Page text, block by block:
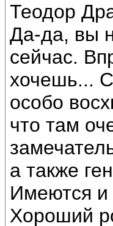
Теодор
Да-да, вы
сейчас.
хочешь...
особо
что там
а также
Имеются и
Хороший